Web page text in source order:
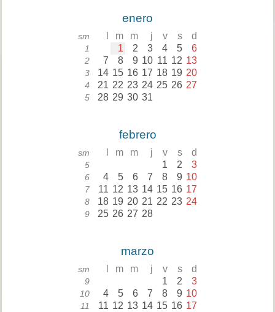
enero
sm m m j v s d
1 1 2 3 4 5 6
2 7 8 9 10 11 12 13
3 14 15 16 17 18 19 20
4 21 22 23 24 25 26 27
5 28 29 30 31
febrero
sm m m j v s d
5 1 2 3
6 4 5 6 7 8 9 10
7 11 12 13 14 15 16 17
8 18 19 20 21 22 23 24
9 25 26 27 28
marzo
sm m m j v s d
9 1 2 3
10 4 5 6 7 8 9 10
11 11 12 13 14 15 16 17